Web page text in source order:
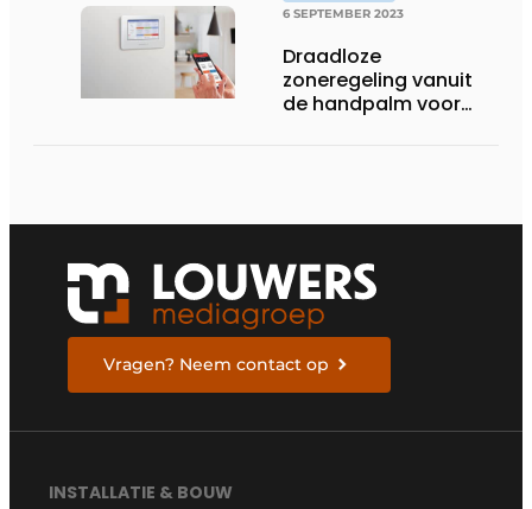
6 SEPTEMBER 2023
Draadloze
zoneregeling vanuit
de handpalm voor
Vragen? Neem contact op
INSTALLATIE & BOUW